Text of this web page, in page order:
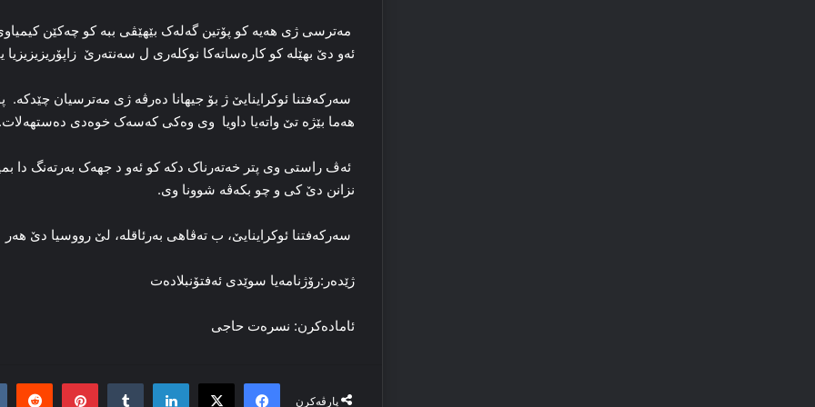
مه‌ترسی ژی هه‌یه‌ کو پۆتین گەلەک بێهێڤی ببه‌ کو چه‌کێن
ئه‌و دێ بهێله‌ کو کاره‌ساته‌کا نوکله‌ری ل سەنتەرێ زاپۆریزیزیزیا
سه‌رکه‌فتنا ئوکراینایێ ژ بۆ جیهانا ده‌رڤه‌ ژی مەترسیان
هه‌ما بێژه‌ تێ واته‌یا داویا وی وه‌کی کەسەک خوەدی دەستهەلات.
ئه‌ڤ راستی وی پتر خه‌ته‌رناک دکه‌ کو ئەو د جهەک بەرتەنگ دا
نزانن دێ کی و چو بکه‌ڤه‌ شوونا وی.
سه‌رکه‌فتنا ئوکراینایێ، ب ته‌ڤاهی بەرئاقلە، لێ رووسیا دێ
ژێدەر:‌رۆژنامەیا سوێدی ئەفتۆنبلادەت
ئامادەکرن: نسرەت حاجی
پارڤەکرن
Facebook
X
LinkedIn
Tumblr